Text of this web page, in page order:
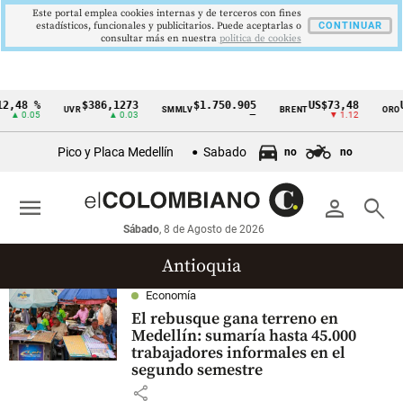
Cintillo
económicos
Colombia
%
▲ 0.05
UVR$386,1273
▲ 0.03
SMMLV$1.750.905
—
BRENTUS$73,48
▼ 1.12
ORO
Pico y Placa Medellín Sabado no no
person search
Sábado, 8 de Agosto de 2026
menu
Antioquia
Economía
El rebusque gana terreno en
Medellín: sumaría hasta 45.000
trabajadores informales en el
segundo semestre
share
Este portal emplea cookies internas y de terceros con fines
estadísticos, funcionales y publicitarios. Puede aceptarlas o
consultar más en nuestra politica de cookies
CONTINUAR